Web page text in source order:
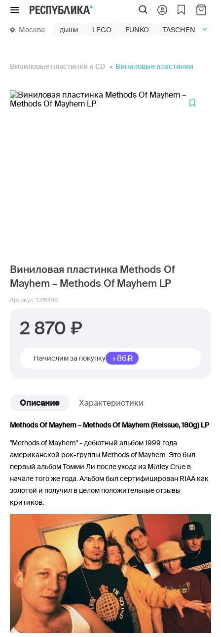
Меню
Москва дыши LEGO FUNKO TASCHEN
Виниловые пластинки и CD Виниловые пластинки
Виниловая пластинка Methods Of
Mayhem – Methods Of Mayhem LP
Артикул: 1316448
2 870
Начислим за покупку +86
Описание Характеристики
Methods Of Mayhem – Methods Of Mayhem (Reissue, 180g) LP
"Methods of Mayhem" - дебютный альбом 1999 года
американской рок-группы Methods of Mayhem. Это был
первый альбом Томми Ли после ухода из Mötley Crüe в
начале того же года. Альбом был сертифицирован RIAA как
золотой и получил в целом положительные отзывы
критиков.